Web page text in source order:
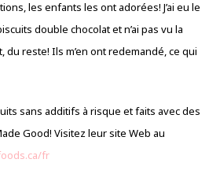
les enfants les ont adorées! J’ai eu le
double chocolat et n’ai pas vu la
du reste! Ils m’en ont redemandé, ce qui
sans additifs à risque et faits avec des
Good! Visitez leur site Web au
fr